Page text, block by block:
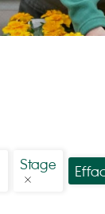
Stage